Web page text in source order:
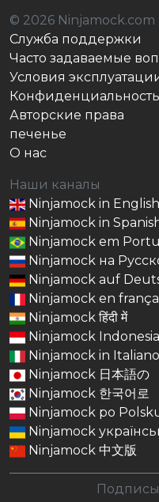
© 2026 Ninjamock.com
Служба поддержки
Часто задаваемые
Условия
Конфиденциальность
Авторские права
печенье
О нас
Наши каналы
Ninjamock in English
Ninjamock in
Ninjamock em
Ninjamock на
Ninjamock auf
Ninjamock en
Ninjamock हिंदी में
Ninjamock Indonesia
Ninjamock in Italiano
Ninjamock 日本語の
Ninjamock 한국어로
Ninjamock po
Ninjamock
Ninjamock 中文版